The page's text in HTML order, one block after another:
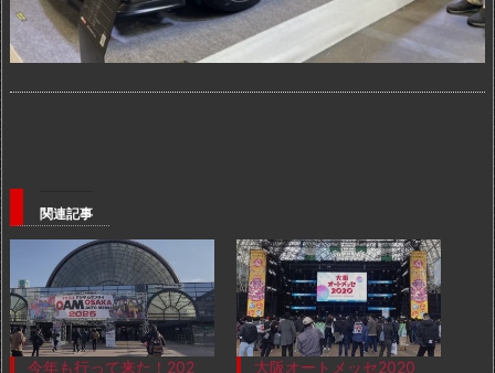
関連記事
今年も行って来た！202
大阪オートメッセ2020